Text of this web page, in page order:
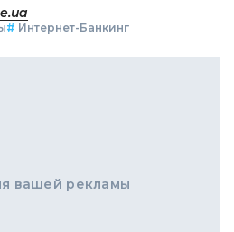
# Интернет-Банкинг
вашей рекламы